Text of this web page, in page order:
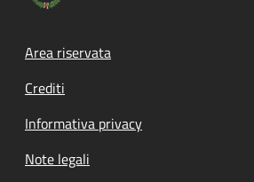
Footer menu
Area riservata
Crediti
Informativa privacy
Note legali